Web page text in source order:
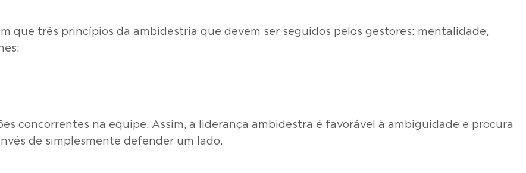
que três princípios da ambidestria que devem ser seguidos pelos gestores: mentalidade,
concorrentes na equipe. Assim, a liderança ambidestra é favorável à ambiguidade e procura
de simplesmente defender um lado.